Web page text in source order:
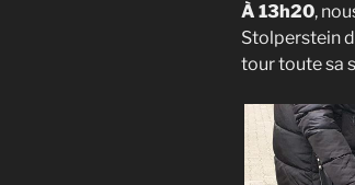
À 13h20,
Stolperstein
tour toute sa